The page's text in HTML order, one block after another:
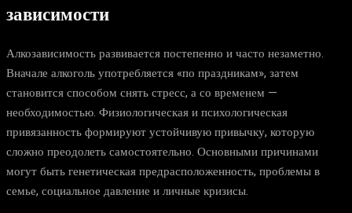
зависимости
Алкозависимость развивается постепенно и часто незаметно.
Вначале алкоголь употребляется «по праздникам», затем
становится способом снять стресс, а со временем —
необходимостью. Физиологическая и психологическая
привязанность формируют устойчивую привычку, которую
сложно преодолеть самостоятельно. Основными причинами
могут быть генетическая предрасположенность, проблемы в
семье, социальное давление и личные кризисы.